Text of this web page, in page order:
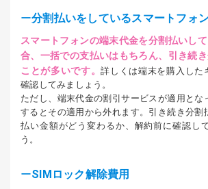
分割払いをしているスマートフォ
スマートフォンの端末代金を分割払いし
合、一括での支払いはもちろん、引き続
ことが多いです。詳しくは端末を購入した
確認してみましょう。
ただし、端末代金の割引サービスが適用とな
するとその適用から外れます。引き続き分割
払い金額がどう変わるか、解約前に確認し
う。
SIMロック解除費用